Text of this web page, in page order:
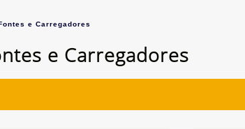
e Carregadores
e Carregadores